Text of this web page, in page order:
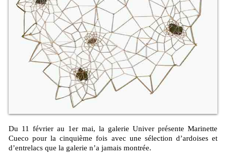
Du 11 février au 1er mai, la galerie Univer présente Marinette
Cueco pour la cinquième fois avec une sélection d’ardoises et
d’entrelacs que la galerie n’a jamais montrée.